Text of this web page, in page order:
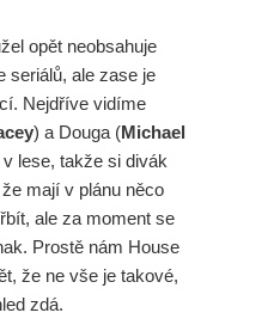
opět neobsahuje
seriálů, ale zase je
Nejdříve vidíme
) a Douga (Michael
lese, takže si divák
mají v plánu něco
ale za moment se
Prostě nám House
že ne vše je takové,
zdá.